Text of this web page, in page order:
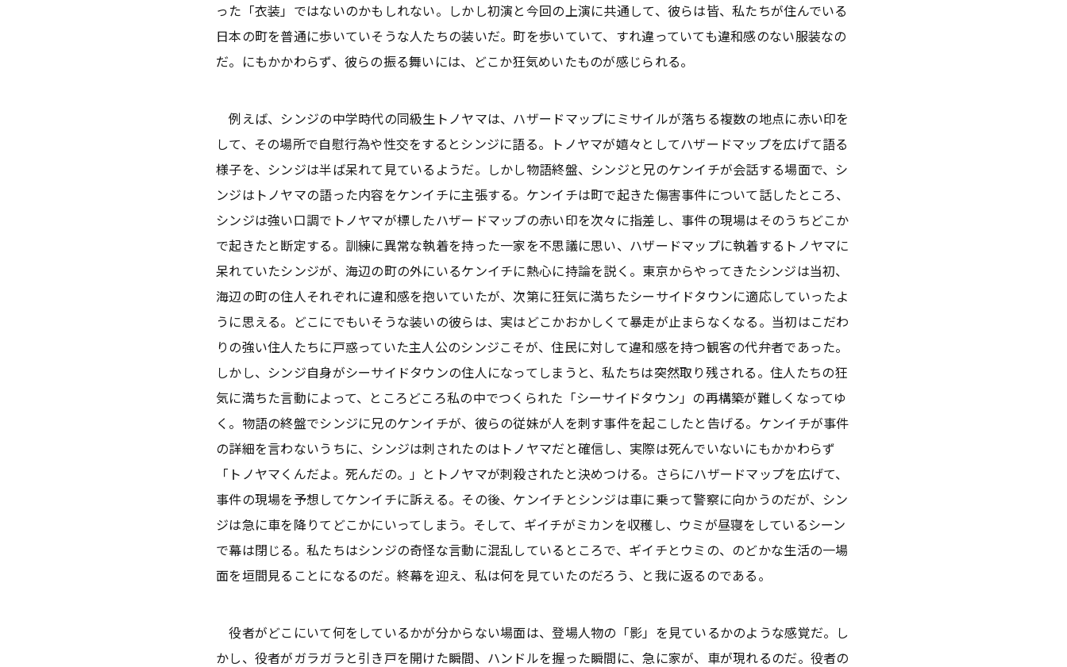
った「衣装」ではないのかもしれない。しかし初演と今回の上演に共通して、彼らは皆、私たちが住んでいる
日本の町を普通に歩いていそうな人たちの装いだ。町を歩いていて、すれ違っていても違和感のない服装なの
だ。にもかかわらず、彼らの振る舞いには、どこか狂気めいたものが感じられる。
例えば、シンジの中学時代の同級生トノヤマは、ハザードマップにミサイルが落ちる複数の地点に赤い印を
して、その場所で自慰行為や性交をするとシンジに語る。トノヤマが嬉々としてハザードマップを広げて語る
様子を、シンジは半ば呆れて見ているようだ。しかし物語終盤、シンジと兄のケンイチが会話する場面で、シ
ンジはトノヤマの語った内容をケンイチに主張する。ケンイチは町で起きた傷害事件について話したところ、
シンジは強い口調でトノヤマが標したハザードマップの赤い印を次々に指差し、事件の現場はそのうちどこか
で起きたと断定する。訓練に異常な執着を持った一家を不思議に思い、ハザードマップに執着するトノヤマに
呆れていたシンジが、海辺の町の外にいるケンイチに熱心に持論を説く。東京からやってきたシンジは当初、
海辺の町の住人それぞれに違和感を抱いていたが、次第に狂気に満ちたシーサイドタウンに適応していったよ
うに思える。どこにでもいそうな装いの彼らは、実はどこかおかしくて暴走が止まらなくなる。当初はこだわ
りの強い住人たちに戸惑っていた主人公のシンジこそが、住民に対して違和感を持つ観客の代弁者であった。
しかし、シンジ自身がシーサイドタウンの住人になってしまうと、私たちは突然取り残される。住人たちの狂
気に満ちた言動によって、ところどころ私の中でつくられた「シーサイドタウン」の再構築が難しくなってゆ
く。物語の終盤でシンジに兄のケンイチが、彼らの従妹が人を刺す事件を起こしたと告げる。ケンイチが事件
の詳細を言わないうちに、シンジは刺されたのはトノヤマだと確信し、実際は死んでいないにもかかわらず
「トノヤマくんだよ。死んだの。」とトノヤマが刺殺されたと決めつける。さらにハザードマップを広げて、
事件の現場を予想してケンイチに訴える。その後、ケンイチとシンジは車に乗って警察に向かうのだが、シン
ジは急に車を降りてどこかにいってしまう。そして、ギイチがミカンを収穫し、ウミが昼寝をしているシーン
で幕は閉じる。私たちはシンジの奇怪な言動に混乱しているところで、ギイチとウミの、のどかな生活の一場
面を垣間見ることになるのだ。終幕を迎え、私は何を見ていたのだろう、と我に返るのである。
役者がどこにいて何をしているかが分からない場面は、登場人物の「影」を見ているかのような感覚だ。し
かし、役者がガラガラと引き戸を開けた瞬間、ハンドルを握った瞬間に、急に家が、車が現れるのだ。役者の